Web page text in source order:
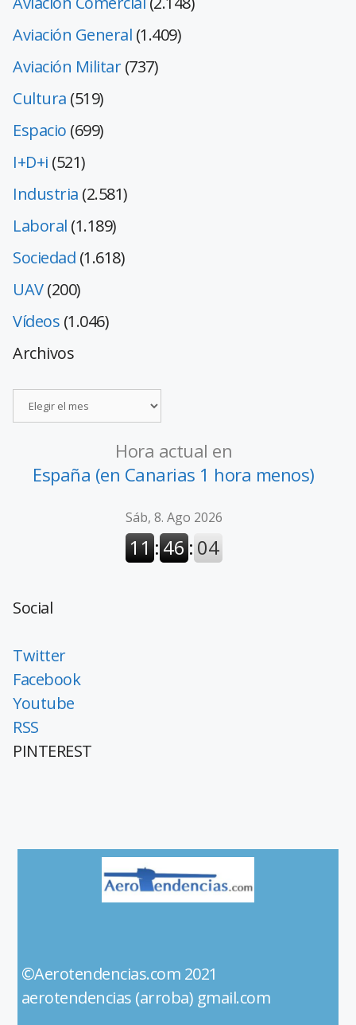
Aviación General (1.409)
Aviación Militar(737)
Cultura (519)
Espacio (699)
I+D+i (521)
Industria (2.581)
Laboral (1.189)
Sociedad (1.618)
UAV(200)
Vídeos (1.046)
Archivos
Hora actual en
España (en Canarias 1 hora menos)
Social
Twitter
Facebook
Youtube
RSS
PINTEREST
©Aerotendencias.com 2021
aerotendencias (arroba) gmail.com